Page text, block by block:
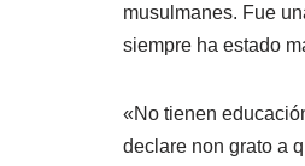
musulmanes. Fue
siempre ha estado
«No tienen
declare non grato a